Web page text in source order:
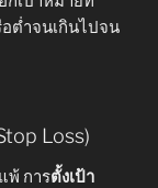
ต่ำจนเกินไปจน
Loss)
พ้ การตั้งเป้า